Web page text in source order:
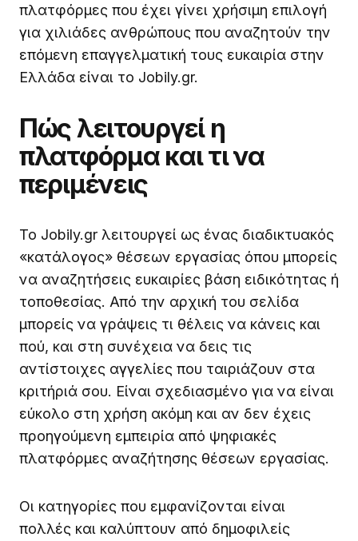
πλατφόρμες που έχει γίνει χρήσιμη επιλογή
για χιλιάδες ανθρώπους που αναζητούν την
επόμενη επαγγελματική τους ευκαιρία στην
Ελλάδα είναι το Jobily.gr.
Πώς λειτουργεί η
πλατφόρμα και τι να
περιμένεις
Το Jobily.gr λειτουργεί ως ένας διαδικτυακός
«κατάλογος» θέσεων εργασίας όπου μπορείς
να αναζητήσεις ευκαιρίες βάση ειδικότητας ή
τοποθεσίας. Από την αρχική του σελίδα
μπορείς να γράψεις τι θέλεις να κάνεις και
πού, και στη συνέχεια να δεις τις
αντίστοιχες αγγελίες που ταιριάζουν στα
κριτήριά σου. Είναι σχεδιασμένο για να είναι
εύκολο στη χρήση ακόμη και αν δεν έχεις
προηγούμενη εμπειρία από ψηφιακές
πλατφόρμες αναζήτησης θέσεων εργασίας.
Οι κατηγορίες που εμφανίζονται είναι
πολλές και καλύπτουν από δημοφιλείς